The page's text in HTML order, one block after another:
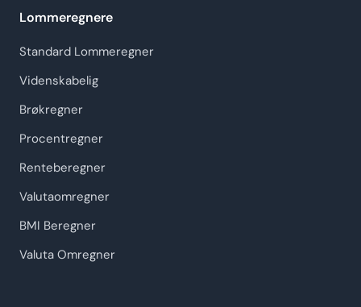
Lommeregnere
Standard Lommeregner
Videnskabelig
Brøkregner
Procentregner
Renteberegner
Valutaomregner
BMI Beregner
Valuta Omregner